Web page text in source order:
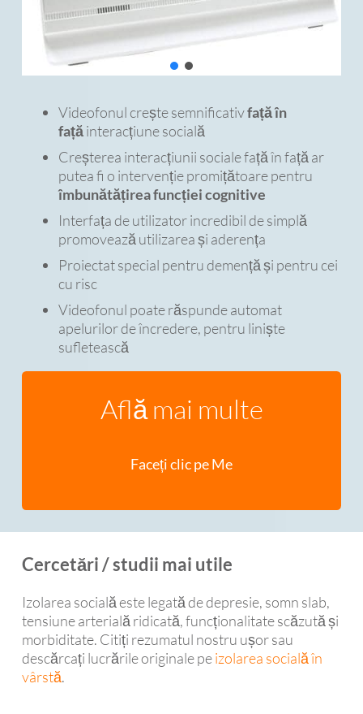
Videofonul crește semnificativfață în
fațăinteracțiune socială
Creșterea interacțiunii sociale față în față ar
putea fi o intervenție promițătoare pentru
îmbunătățirea funcției cognitive
Interfața de utilizator incredibil de simplă
promovează utilizarea și aderența
Proiectat special pentru demență și pentru cei
cu risc
Videofonul poate răspunde automat
apelurilor de încredere, pentru liniște
sufletească
Află mai multe
Faceți clic pe Me
Cercetări / studii mai utile
Izolarea socială este legată de depresie, somn slab,
tensiune arterială ridicată, funcționalitate scăzută și
morbiditate. Citiți rezumatul nostru ușor sau
descărcați lucrările originale peizolarea socială în
vârstă.